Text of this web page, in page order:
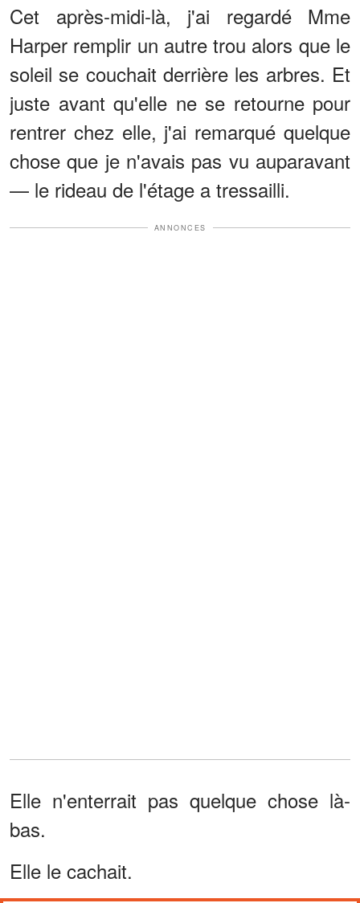
Cet après-midi-là, j'ai regardé Mme
Harper remplir un autre trou alors que le
soleil se couchait derrière les arbres. Et
juste avant qu'elle ne se retourne pour
rentrer chez elle, j'ai remarqué quelque
chose que je n'avais pas vu auparavant
— le rideau de l'étage a tressailli.
ANNONCES
Elle n'enterrait pas quelque chose là-
bas.
Elle le cachait.